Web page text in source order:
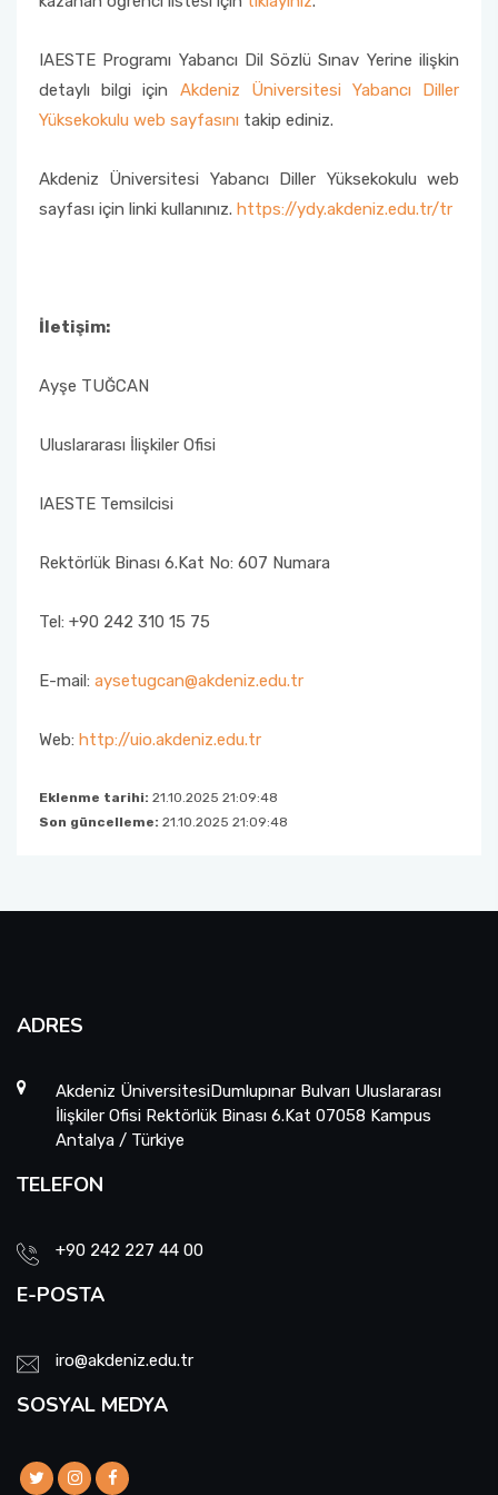
IAESTE Programı Yabancı Dil Sözlü Sınav Yerine ilişkin
detaylı bilgi için Akdeniz Üniversitesi Yabancı Diller
Yüksekokulu web sayfasını takip ediniz.
Akdeniz Üniversitesi Yabancı Diller Yüksekokulu web
sayfası için linki kullanınız. https://ydy.akdeniz.edu.tr/tr
İletişim:
Ayşe TUĞCAN
Uluslararası İlişkiler Ofisi
IAESTE Temsilcisi
Rektörlük Binası 6.Kat No: 607 Numara
Tel: +90 242 310 15 75
E-mail: aysetugcan@akdeniz.edu.tr
Web: http://uio.akdeniz.edu.tr
Eklenme tarihi: 21.10.2025 21:09:48
Son güncelleme: 21.10.2025 21:09:48
ADRES
Akdeniz ÜniversitesiDumlupınar Bulvarı Uluslararası
İlişkiler Ofisi Rektörlük Binası 6.Kat 07058 Kampus
Antalya / Türkiye
TELEFON
+90 242 227 44 00
E-POSTA
iro@akdeniz.edu.tr
SOSYAL MEDYA
Erasmus+ İkili Anlaşmalar
AÜ KVK Metni
Mevlana Değişim Programı Anlaşmaları
Mevlana Değişim Programı Bölüm/Program
Koordinatörleri
Sorular